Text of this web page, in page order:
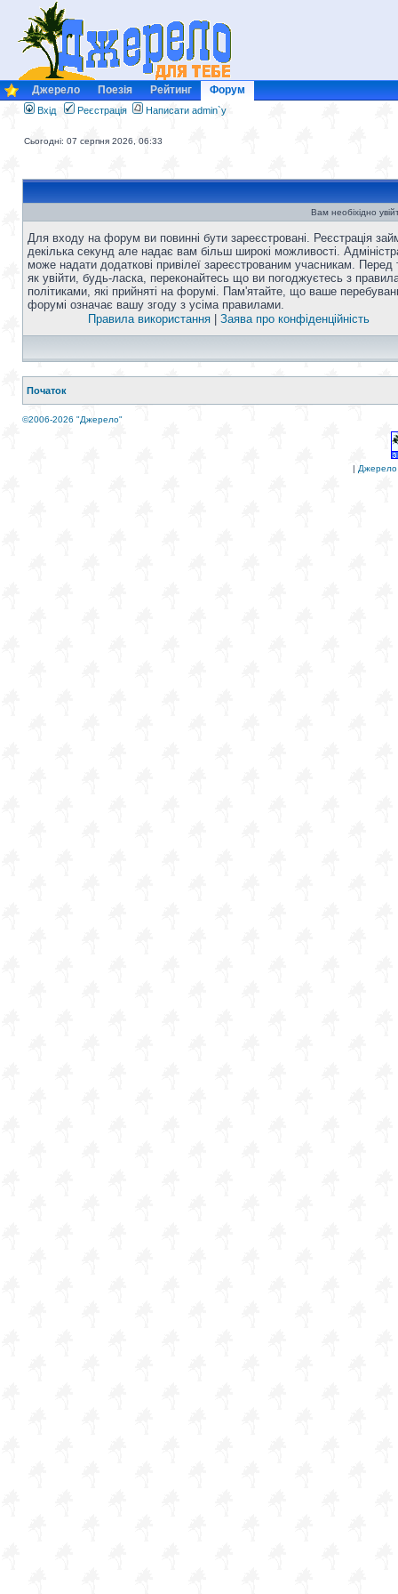
Джерело Поезія Рейтинг Форум
Вхід Реєстрація Написати admin`у
Сьогодні: 07 серпня 2026, 06:33
Вам необіхідно
Для входу на форум ви повинні бути зареєстровані. Реєстрація
декілька секунд але надає вам більш широкі можливості.
може надати додаткові привілеї зареєстрованим учасникам. Перед
як увійти, будь-ласка, переконайтесь що ви погоджуєтесь з
політиками, які прийняті на форумі. Пам'ятайте, що ваше
форумі означає вашу згоду з усіма правилами.
Правила використання
Заява про конфіденційність
Початок
©2006-2026 "Джерело"
| Джерело